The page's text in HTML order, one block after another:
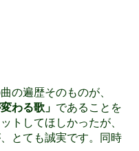
遍歴そのものが、
わる歌」 であることを
トしてほしかったが、
とても誠実です。同時